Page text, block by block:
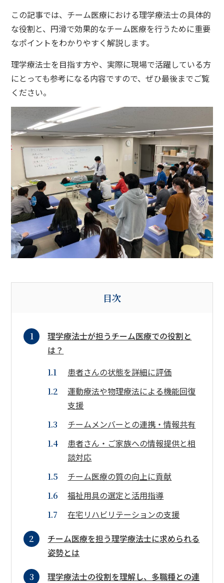
この記事では、チーム医療における理学療法士の具体的
な役割と、円滑で効果的なチーム医療を行うために重要
なポイントをわかりやすく解説します。
理学療法士を目指す方や、実際に現場で活躍している方
にとっても参考になる内容ですので、ぜひ最後までご覧
ください。
目次
理学療法士が担うチーム医療での役割と
は？
患者さんの状態を詳細に評価
運動療法や物理療法による機能回復
支援
チームメンバーとの連携・情報共有
患者さん・ご家族への情報提供と相
談対応
チーム医療の質の向上に貢献
福祉用具の選定と活用指導
在宅リハビリテーションの支援
チーム医療を担う理学療法士に求められる
姿勢とは
理学療法士の役割を理解し、多職種との連